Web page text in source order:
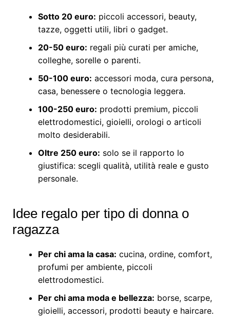
Sotto 20 euro: piccoli accessori, beauty,
tazze, oggetti utili, libri o gadget.
20-50 euro: regali più curati per amiche,
colleghe, sorelle o parenti.
50-100 euro: accessori moda, cura persona,
casa, benessere o tecnologia leggera.
100-250 euro: prodotti premium, piccoli
elettrodomestici, gioielli, orologi o articoli
molto desiderabili.
Oltre 250 euro: solo se il rapporto lo
giustifica: scegli qualità, utilità reale e gusto
personale.
Idee regalo per tipo di donna o
ragazza
Per chi ama la casa: cucina, ordine, comfort,
profumi per ambiente, piccoli
elettrodomestici.
Per chi ama moda e bellezza: borse, scarpe,
gioielli, accessori, prodotti beauty e haircare.